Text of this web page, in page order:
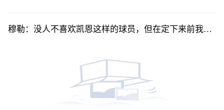
穆勒：没人不喜欢凯恩这样的球员，但在定下来前我不